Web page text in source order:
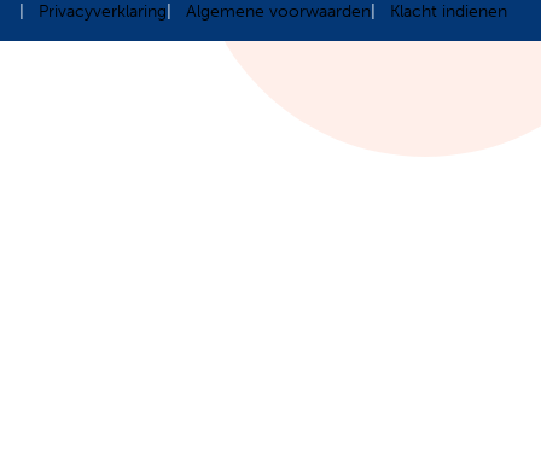
Privacyverklaring
Algemene voorwaarden Klacht indienen